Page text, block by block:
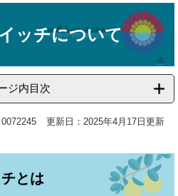
ッチについて
ジ内目次
更新日：2025年4月17日更新
とは